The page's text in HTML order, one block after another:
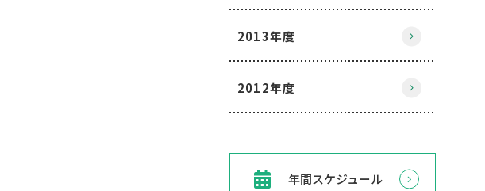
2013年度
2012年度
年間スケジュール